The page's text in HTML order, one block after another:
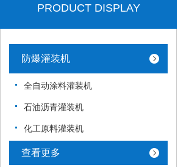
PRODUCT DISPLAY
防爆灌装机
全自动涂料灌装机
石油沥青灌装机
化工原料灌装机
查看更多